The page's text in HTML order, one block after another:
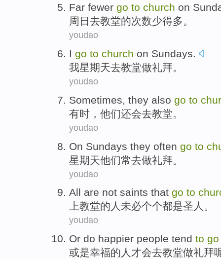
Far fewer go to church on
周日 去教堂的次数少得多。
youdao
I go to church on Sundays.
我星期天去教堂做礼拜。
youdao
Sometimes, they also go to
有时 ， 他们还会去教堂。
youdao
On Sundays they often go to
星期天他们常去做礼拜。
youdao
All are not saints that go to
上教堂的人 未必个个都是圣人。
youdao
Or do happier people tend to
或是幸福的 人才会去教堂做礼拜